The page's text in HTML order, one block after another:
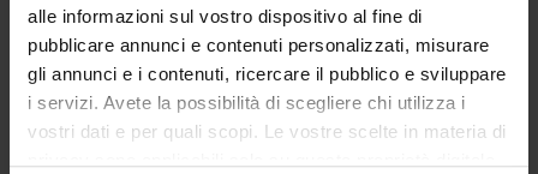
alle informazioni sul vostro dispositivo al fine di
pubblicare annunci e contenuti personalizzati, misurare
gli annunci e i contenuti, ricercare il pubblico e sviluppare
i servizi. Avete la possibilità di scegliere chi utilizza i
vostri dati e per quali scopi. Le vostre scelte in materia di
Jacopo Bercelli
Associate Professor